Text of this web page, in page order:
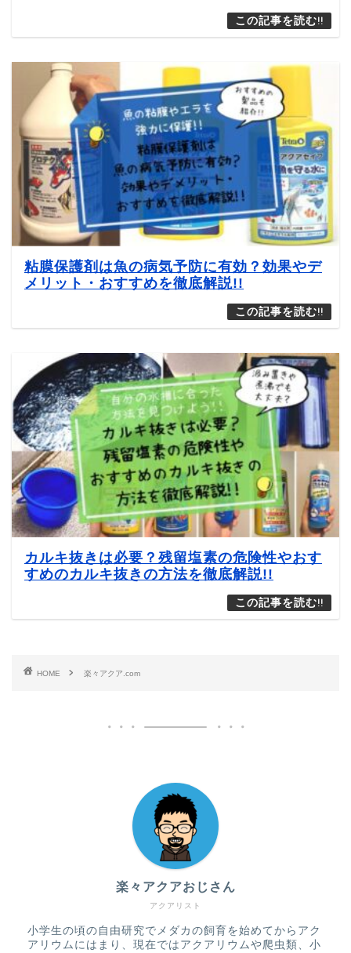
粘膜保護剤は魚の病気予防に有効？効果やデ
メリット・おすすめを徹底解説!!
カルキ抜きは必要？残留塩素の危険性やおす
すめのカルキ抜きの方法を徹底解説!!
HOME 楽々アクア.com
アクアリスト
楽々アクアおじさん
小学生の頃の自由研究でメダカの飼育を始めてからアク
アリウムにはまり、現在ではアクアリウムや爬虫類、小